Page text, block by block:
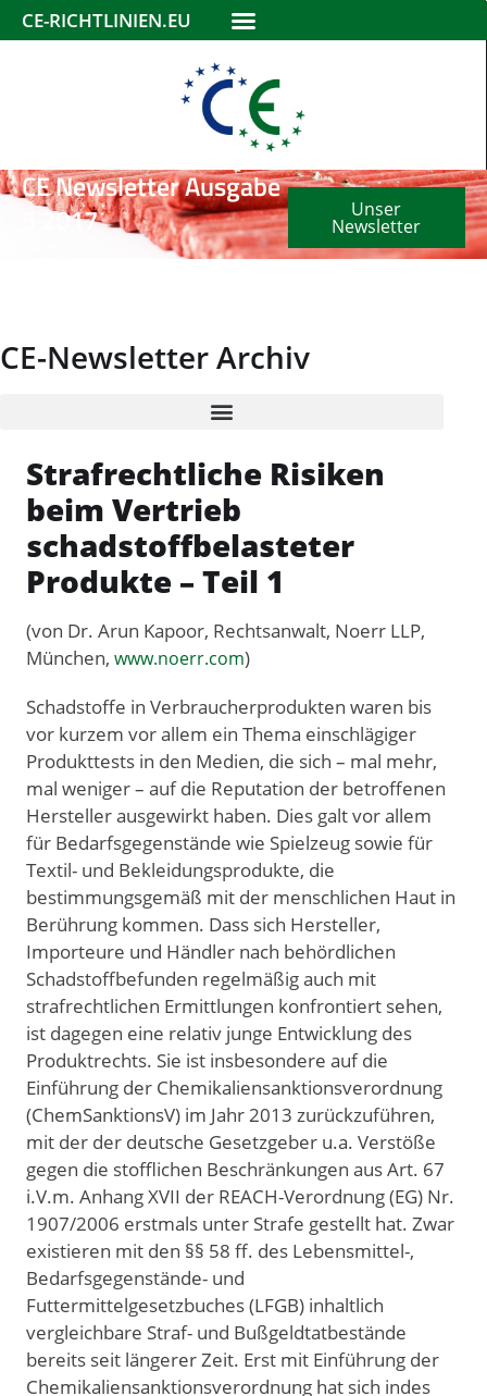
CE-RICHTLINIEN.EU
CE Newsletter Ausgabe
5 2017
Unser
Newsletter
CE-Newsletter Archiv
Strafrechtliche Risiken
beim Vertrieb
schadstoffbelasteter
Produkte – Teil 1
(von Dr. Arun Kapoor, Rechtsanwalt, Noerr LLP,
München, www.noerr.com)
Schadstoffe in Verbraucherprodukten waren bis
vor kurzem vor allem ein Thema einschlägiger
Produkttests in den Medien, die sich – mal mehr,
mal weniger – auf die Reputation der betroffenen
Hersteller ausgewirkt haben. Dies galt vor allem
für Bedarfsgegenstände wie Spielzeug sowie für
Textil- und Bekleidungsprodukte, die
bestimmungsgemäß mit der menschlichen Haut in
Berührung kommen. Dass sich Hersteller,
Importeure und Händler nach behördlichen
Schadstoffbefunden regelmäßig auch mit
strafrechtlichen Ermittlungen konfrontiert sehen,
ist dagegen eine relativ junge Entwicklung des
Produktrechts. Sie ist insbesondere auf die
Einführung der Chemikaliensanktionsverordnung
(ChemSanktionsV) im Jahr 2013 zurückzuführen,
mit der der deutsche Gesetzgeber u.a. Verstöße
gegen die stofflichen Beschränkungen aus Art. 67
i.V.m. Anhang XVII der REACH-Verordnung (EG) Nr.
1907/2006 erstmals unter Strafe gestellt hat. Zwar
existieren mit den §§ 58 ff. des Lebensmittel-,
Bedarfsgegenstände- und
Futtermittelgesetzbuches (LFGB) inhaltlich
vergleichbare Straf- und Bußgeldtatbestände
bereits seit längerer Zeit. Erst mit Einführung der
Chemikaliensanktionsverordnung hat sich indes